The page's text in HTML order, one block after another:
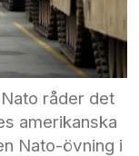
råder det
amerikanska
Nato-övning i